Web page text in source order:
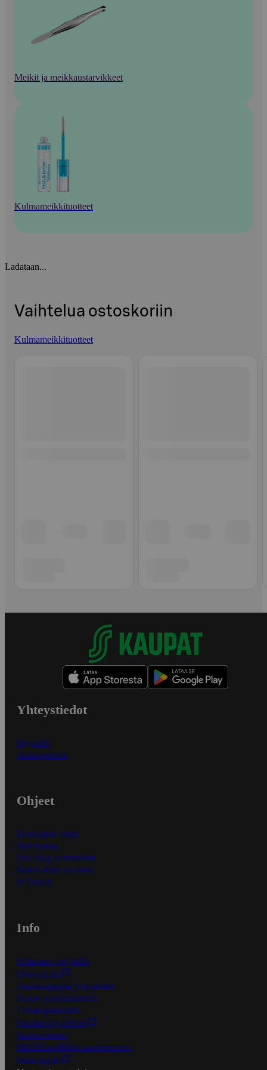
Meikit ja meikkaustarvikkeet
Kulmameikkituotteet
Ladataan...
Vaihtelua ostoskoriin
Kulmameikkituotteet
Yhteystiedot
Myymälät
Asiakaspalvelu
Ohjeet
Ensitilaajan ohjeet
Näin maksat
Näin tilaat ja muokkaat
Kaikki ohjeet ja vinkit
In English
Info
S-Business yrityksille
Oiva-raportit
Osuuskauppojen yhteystiedot
Tilaus- ja toimitusehdot
Tietosuojakäytäntö
Palvelun käyttöehdot
Saavutettavuus
Mobiilisovelluksen saavutettavuus
Mainostajalle